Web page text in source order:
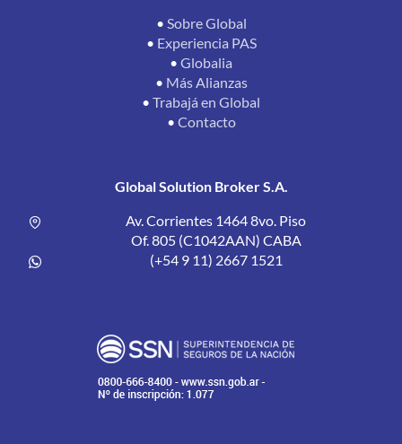
• Sobre Global
• Experiencia PAS
• Globalia
• Más Alianzas
• Trabajá en Global
• Contacto
Global Solution Broker S.A.
Av. Corrientes 1464 8vo. Piso
Of. 805 (C1042AAN) CABA
(+54 9 11) 2667 1521